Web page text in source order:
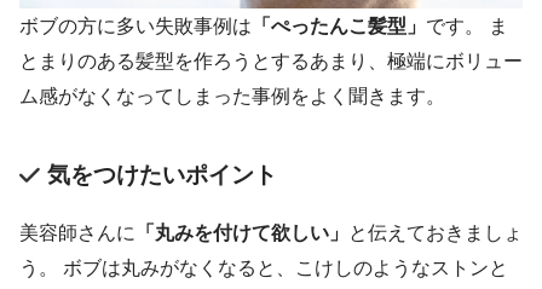
ボブの方に多い失敗事例は 「ぺったんこ髪型」 です。 ま
とまりのある髪型を作ろうとするあまり、極端にボリュー
ム感がなくなってしまった事例をよく聞きます。
気をつけたいポイント
美容師さんに 「丸みを付けて欲しい」 と伝えておきましょ
う。 ボブは丸みがなくなると、こけしのようなストンと